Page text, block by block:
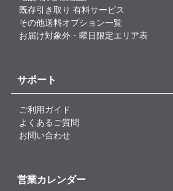
既存引き取り 有料サービス
その他送料オプション一覧
お届け対象外・曜日限定エリア表
サポート
ご利用ガイド
よくあるご質問
お問い合わせ
営業カレンダー